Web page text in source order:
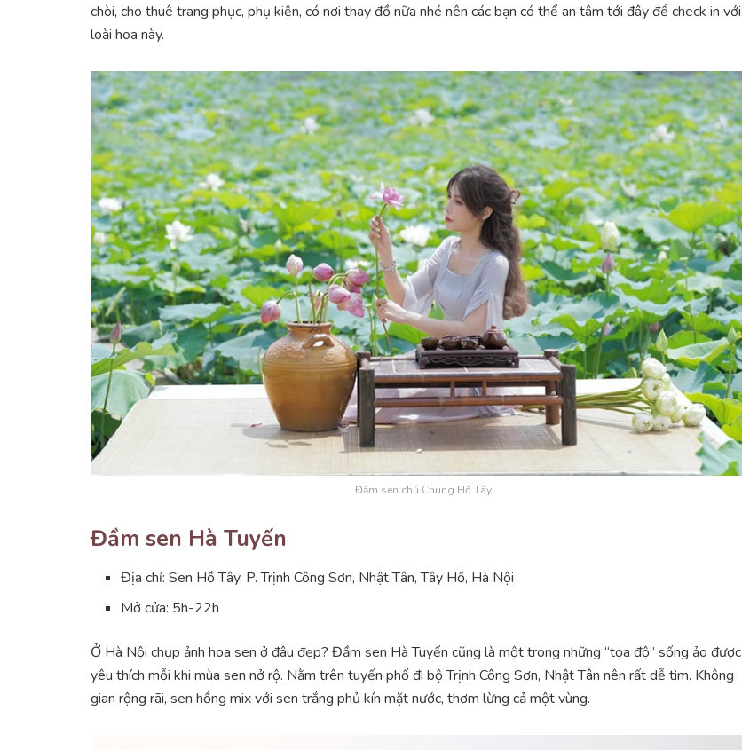
chòi, cho thuê trang phục, phụ kiện, có nơi thay đồ nữa nhé nên các bạn có thể an tâm tới đây để check in với
loài hoa này.
Đầm sen chú Chung Hồ Tây
Đầm sen Hà Tuyến
Địa chỉ: Sen Hồ Tây, P. Trịnh Công Sơn, Nhật Tân, Tây Hồ, Hà Nội
Mở cửa: 5h-22h
Ở Hà Nội chụp ảnh hoa sen ở đâu đẹp? Đầm sen Hà Tuyến cũng là một trong những “tọa độ” sống ảo được
yêu thích mỗi khi mùa sen nở rộ. Nằm trên tuyến phố đi bộ Trịnh Công Sơn, Nhật Tân nên rất dễ tìm. Không
gian rộng rãi, sen hồng mix với sen trắng phủ kín mặt nước, thơm lừng cả một vùng.